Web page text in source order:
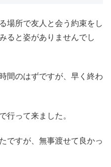
場所で友人と会う約束をし
ると姿がありませんでし
間のはずですが、早く終わ
行って来ました。
ですが、無事渡せて良かっ